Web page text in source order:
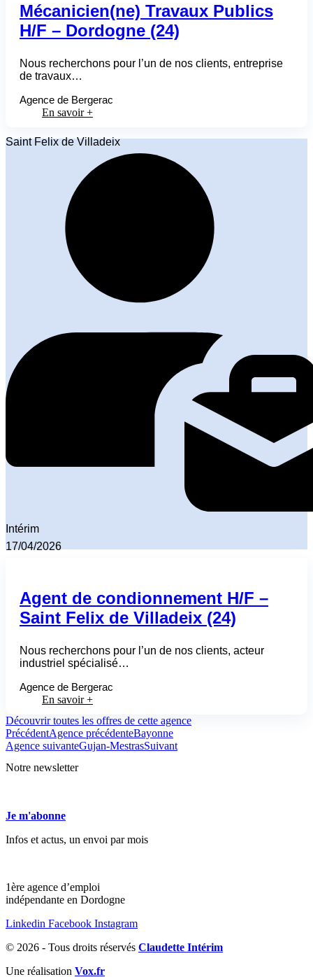
Mécanicien(ne) Travaux Publics
H/F – Dordogne (24)
Nous recherchons pour l’un de nos clients, entreprise
de travaux…
Agence de Bergerac
En savoir +
Saint Felix de Villadeix
Intérim
17/04/2026
Agent de condionnement H/F –
Saint Felix de Villadeix (24)
Nous recherchons pour l’un de nos clients, acteur
industriel spécialisé…
Agence de Bergerac
En savoir +
Découvrir toutes les offres de cette agence
PrécédentAgence précédenteBayonne
Agence suivanteGujan-MestrasSuivant
Notre newsletter
Je m'abonne
Infos et actus, un envoi par mois
1ère agence d’emploi
indépendante en Dordogne
Linkedin Facebook Instagram
© 2026 - Tous droits réservés Claudette Intérim
Une réalisation Vox.fr